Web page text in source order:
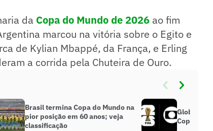
da Copa do Mundo de 2026 ao fim
marcou na vitória sobre o Egito e
de Kylian Mbappé, da França, e Erling
a corrida pela Chuteira de Ouro.
Brasil termina Copa do Mundo na
pior posição em 60 anos; veja
classificação
Globo
Copa do